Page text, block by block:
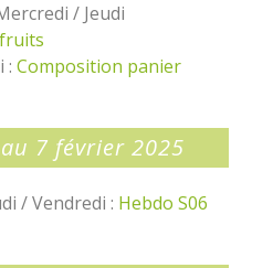
/ Jeudi
: Composition panier
7 février 2025
/ Vendredi : Hebdo S06